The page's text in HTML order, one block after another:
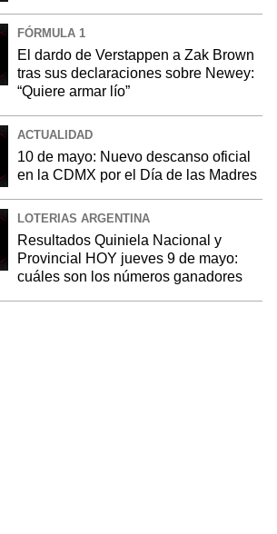
FÓRMULA 1
El dardo de Verstappen a Zak Brown
tras sus declaraciones sobre Newey:
“Quiere armar lío”
ACTUALIDAD
10 de mayo: Nuevo descanso oficial
en la CDMX por el Día de las Madres
LOTERIAS ARGENTINA
Resultados Quiniela Nacional y
Provincial HOY jueves 9 de mayo:
cuáles son los números ganadores